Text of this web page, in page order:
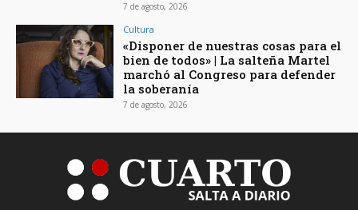
7 de agosto, 2026
Cultura
«Disponer de nuestras cosas para el
bien de todos» | La salteña Martel
marchó al Congreso para defender
la soberanía
7 de agosto, 2026